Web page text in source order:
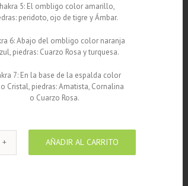
5: El ombligo color amarillo,
peridoto, ojo de tigre y Ámbar.
6: Abajo del ombligo color naranja
piedras: Cuarzo Rosa y turquesa.
7: En la base de la espalda color
Cristal, piedras: Amatista, Cornalina
o Cuarzo Rosa.
AÑADIR AL CARRITO